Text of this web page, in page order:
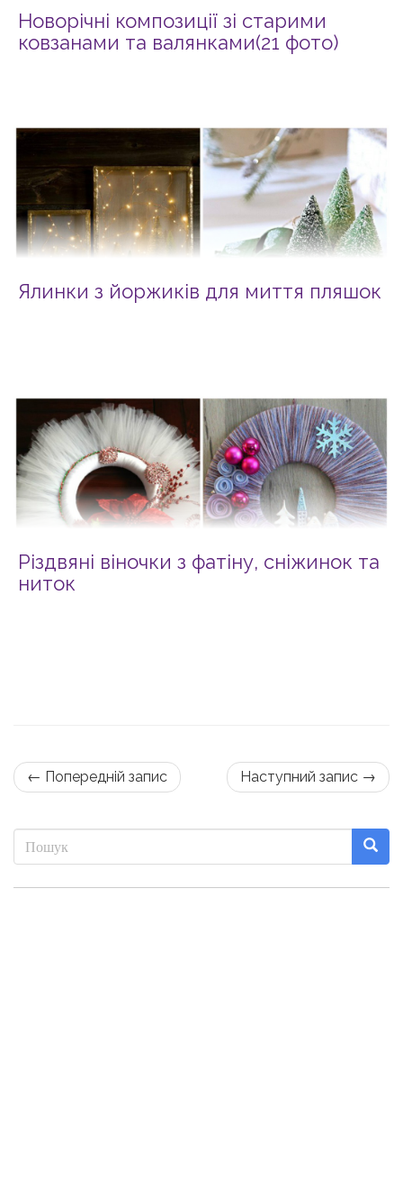
Новорічні композиції зі старими
ковзанами та валянками(21 фото)
Ялинки з йоржиків для миття пляшок
Різдвяні віночки з фатіну, сніжинок та
ниток
← Попередній запис Наступний запис →